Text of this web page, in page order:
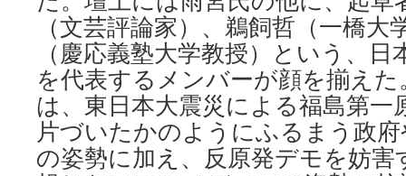
堅
牢
―
炭
小
屋
に
身
を
（文芸評論家）、鵜飼哲（一橋大
（慶応義塾大学教授）という、
を代表するメンバーが顔を揃え
は、東日本大震災による福島第一
片づいたかのようにふるまう政
の姿勢に加え、反原発デモを妨